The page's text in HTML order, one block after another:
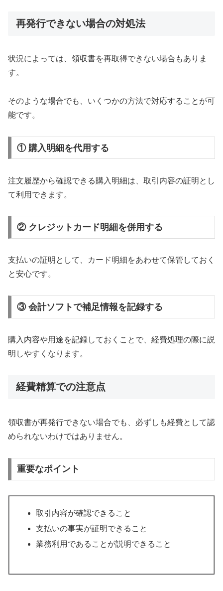
再発行できない場合の対処法
状況によっては、領収書を再取得できない場合もありま
す。
そのような場合でも、いくつかの方法で対応することが可
能です。
① 購入明細を代用する
注文履歴から確認できる購入明細は、取引内容の証明とし
て利用できます。
② クレジットカード明細を併用する
支払いの証明として、カード明細をあわせて保管しておく
と安心です。
③ 会計ソフトで補足情報を記録する
購入内容や用途を記録しておくことで、経費処理の際に説
明しやすくなります。
経費精算での注意点
領収書が再発行できない場合でも、必ずしも経費として認
められないわけではありません。
重要なポイント
取引内容が確認できること
支払いの事実が証明できること
業務利用であることが説明できること